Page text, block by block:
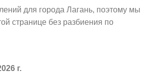
для города Лагань, поэтому мы
странице без разбиения по
г.